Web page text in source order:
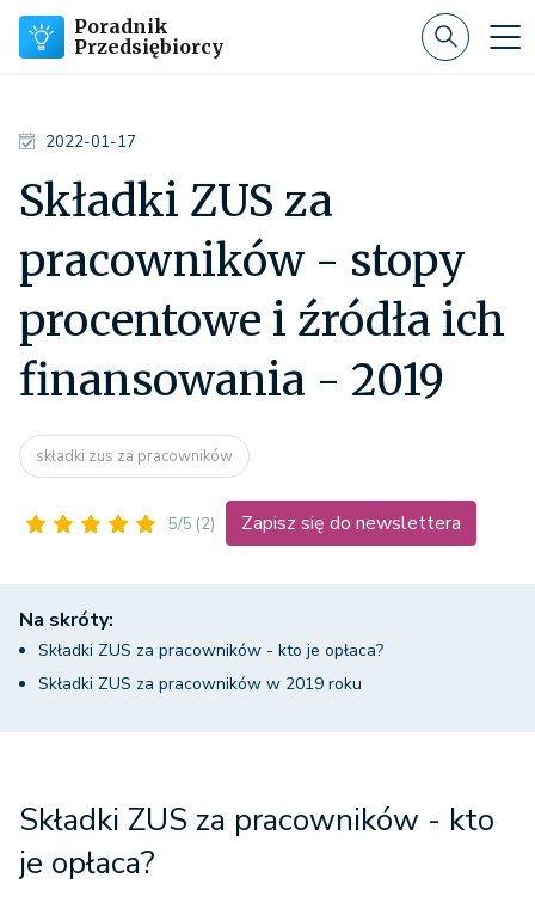
Poradnik
Przedsiębiorcy
2022-01-17
Składki ZUS za
pracowników - stopy
procentowe i źródła ich
finansowania - 2019
składki zus za pracowników
5/5 (2) Zapisz się do newslettera
Na skróty:
Składki ZUS za pracowników - kto je opłaca?
Składki ZUS za pracowników w 2019 roku
Składki ZUS za pracowników - kto
je opłaca?